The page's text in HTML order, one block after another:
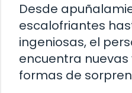
Desde
escalofriantes
ingeniosas, el
encuentra
formas de